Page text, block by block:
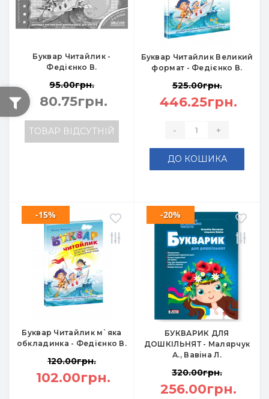
Буквар Читайлик -
Федієнко В.
95.00грн.
80.75грн.
ТОВАР ВІДСУТНІЙ
Буквар Читайлик Великий
формат - Федієнко В.
525.00грн.
446.25грн.
- +
ДО КОШИКА
Буквар Читайлик м`яка
обкладинка - Федієнко В.
-15%
120.00грн.
102.00грн.
БУКВАРИК ДЛЯ
ДОШКІЛЬНЯТ - Малярчук
А., Вавіна Л.
-20%
320.00грн.
256.00грн.